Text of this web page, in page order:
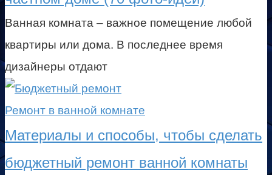
Ванная комната – важное помещение любой
квартиры или дома. В последнее время
дизайнеры отдают
Ремонт в ванной комнате
Материалы и способы, чтобы сделать
бюджетный ремонт ванной комнаты